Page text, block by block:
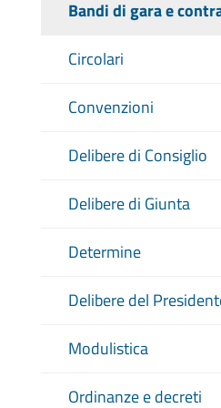
Bandi di gara e
Circolari
Convenzioni
Delibere di Consiglio
Delibere di Giunta
Determine
Delibere del
Modulistica
Ordinanze e decreti